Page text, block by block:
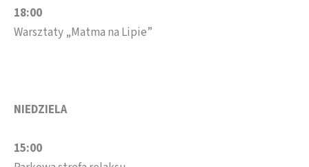
18:00
Warsztaty „Matma na Lipie”
NIEDZIELA
15:00